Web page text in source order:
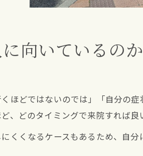
向いているの
ほどではないのでは」「自分の
、どのタイミングで来院すれば
くくなるケースもあるため、自